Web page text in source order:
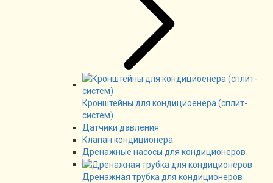
Кронштейны для кондициоенера (сплит-
систем)
Датчики давления
Клапан кондиционера
Дренажные насосы для кондиционеров
Дренажная трубка для кондиционеров